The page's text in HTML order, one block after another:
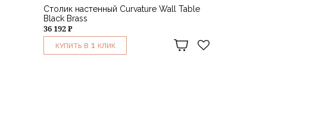
Столик настенный Curvature Wall Table
Black Brass
36 192 ₽
КУПИТЬ В 1 КЛИК